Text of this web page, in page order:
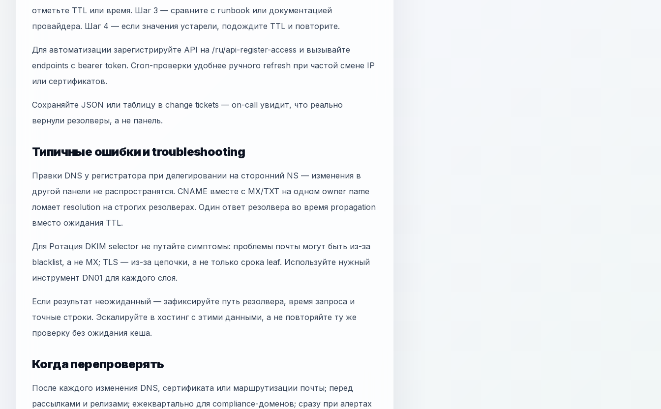
отметьте TTL или время. Шаг 3 — сравните с runbook или документацией
провайдера. Шаг 4 — если значения устарели, подождите TTL и повторите.
Для автоматизации зарегистрируйте API на /ru/api-register-access и вызывайте
endpoints с bearer token. Cron-проверки удобнее ручного refresh при частой смене IP
или сертификатов.
Сохраняйте JSON или таблицу в change tickets — on-call увидит, что реально
вернули резолверы, а не панель.
Типичные ошибки и troubleshooting
Правки DNS у регистратора при делегировании на сторонний NS — изменения в
другой панели не распространятся. CNAME вместе с MX/TXT на одном owner name
ломает resolution на строгих резолверах. Один ответ резолвера во время propagation
вместо ожидания TTL.
Для Ротация DKIM selector не путайте симптомы: проблемы почты могут быть из-за
blacklist, а не MX; TLS — из-за цепочки, а не только срока leaf. Используйте нужный
инструмент DN01 для каждого слоя.
Если результат неожиданный — зафиксируйте путь резолвера, время запроса и
точные строки. Эскалируйте в хостинг с этими данными, а не повторяйте ту же
проверку без ожидания кеша.
Когда перепроверять
После каждого изменения DNS, сертификата или маршрутизации почты; перед
рассылками и релизами; ежеквартально для compliance-доменов; сразу при алертах